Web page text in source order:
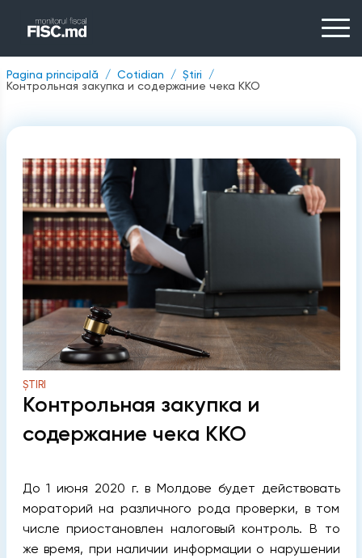
Pagina principală Cotidian
Știri
Контрольная закупка и содержание чека ККО
ȘTIRI
Контрольная закупка и
содержание чека ККО
До 1 июня 2020 г. в Молдове будет действовать
мораторий на различного рода проверки, в том
числе приостановлен налоговый контроль. В то
же время, при наличии информации о нарушении